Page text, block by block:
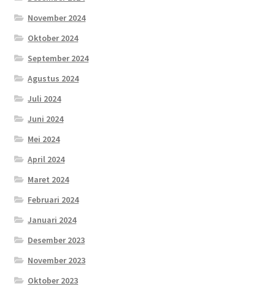
November 2024
Oktober 2024
September 2024
Agustus 2024
Juli 2024
Juni 2024
Mei 2024
April 2024
Maret 2024
Februari 2024
Januari 2024
Desember 2023
November 2023
Oktober 2023